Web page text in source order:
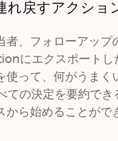
れ戻すアクショ
者、フォローアップ
にエクスポートし
って、何がうまく
の決定を要約でき
から始めることがで